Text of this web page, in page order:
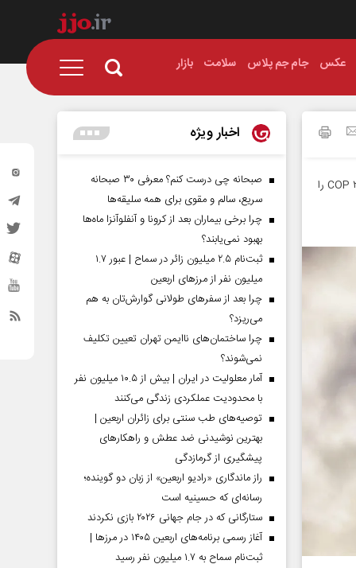
عکس جام جم پلاس سلامت بازار
«جام‌جم» کارنامه توافق‌نامه‌های دوره‌های‌گذشته کنفرانس بین‌المللی تغییرات اقلیم با پایان کار COP ۲۷ را
اخبار ویژه
صبحانه چی درست کنم؟ معرفی ۳۰ صبحانه
سریع، سالم و مقوی برای همه سلیقه‌ها
چرا برخی بیماران بعد از کرونا و آنفلوآنزا ماه‌ها
بهبود نمی‌یابند؟
ثبت‌نام ۲.۵ میلیون زائر در سماح | عبور ۱.۷
میلیون نفر از مرز‌های اربعین
چرا بعد از سفرهای طولانی گوارش‌تان به هم
می‌ریزد؟
چرا ساختمان‌های ناایمن تهران تعیین تکلیف
نمی‌شوند؟
آمار معلولیت در ایران | بیش از ۱۰.۵ میلیون نفر
با محدودیت عملکردی زندگی می‌کنند
توصیه‌های طب سنتی برای زائران اربعین |
بهترین نوشیدنی ضد عطش و راهکارهای
پیشگیری از گرمازدگی
راز ماندگاری «رادیو اربعین» از زبان دو گوینده؛
رسانه‌ای که حسینیه است
ستارگانی که در جام جهانی ۲۰۲۶ بازی نکردند
آغاز رسمی برنامه‌های اربعین ۱۴۰۵ در مرز‌ها |
ثبت‌نام سماح به ۱.۷ میلیون نفر رسید